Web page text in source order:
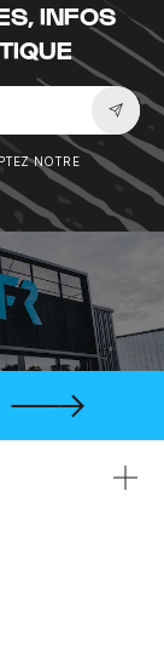
INFOS
NOTRE